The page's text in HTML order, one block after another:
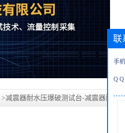
>减震器耐水压爆破测试台-减震器耐压
联
手机
Q Q